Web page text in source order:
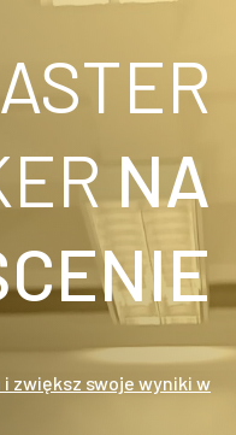
NA
zwiększ swoje wyniki w